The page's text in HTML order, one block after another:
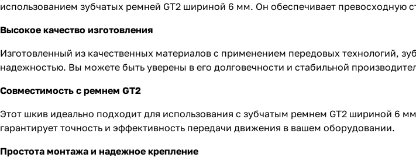
использованием зубчатых ремней GT2 шириной 6 мм. Он обеспечивает превосходную
Высокое качество изготовления
Изготовленный из качественных материалов с применением передовых технологий,
надежностью. Вы можете быть уверены в его долговечности и стабильной
Совместимость с ремнем GT2
Этот шкив идеально подходит для использования с зубчатым ремнем GT2 шириной 6
гарантирует точность и эффективность передачи движения в вашем оборудовании.
Простота монтажа и надежное крепление